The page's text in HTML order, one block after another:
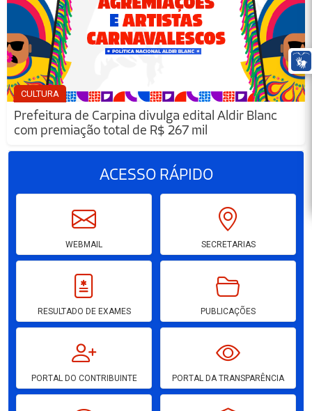
CULTURA
Prefeitura de Carpina divulga edital Aldir Blanc
com premiação total de R$ 267 mil
ACESSORÁPIDO
WEBMAIL SECRETARIAS
RESULTADO DE EXAMES PUBLICAÇÕES
PORTAL DO CONTRIBUINTE PORTAL DA TRANSPARÊNCIA